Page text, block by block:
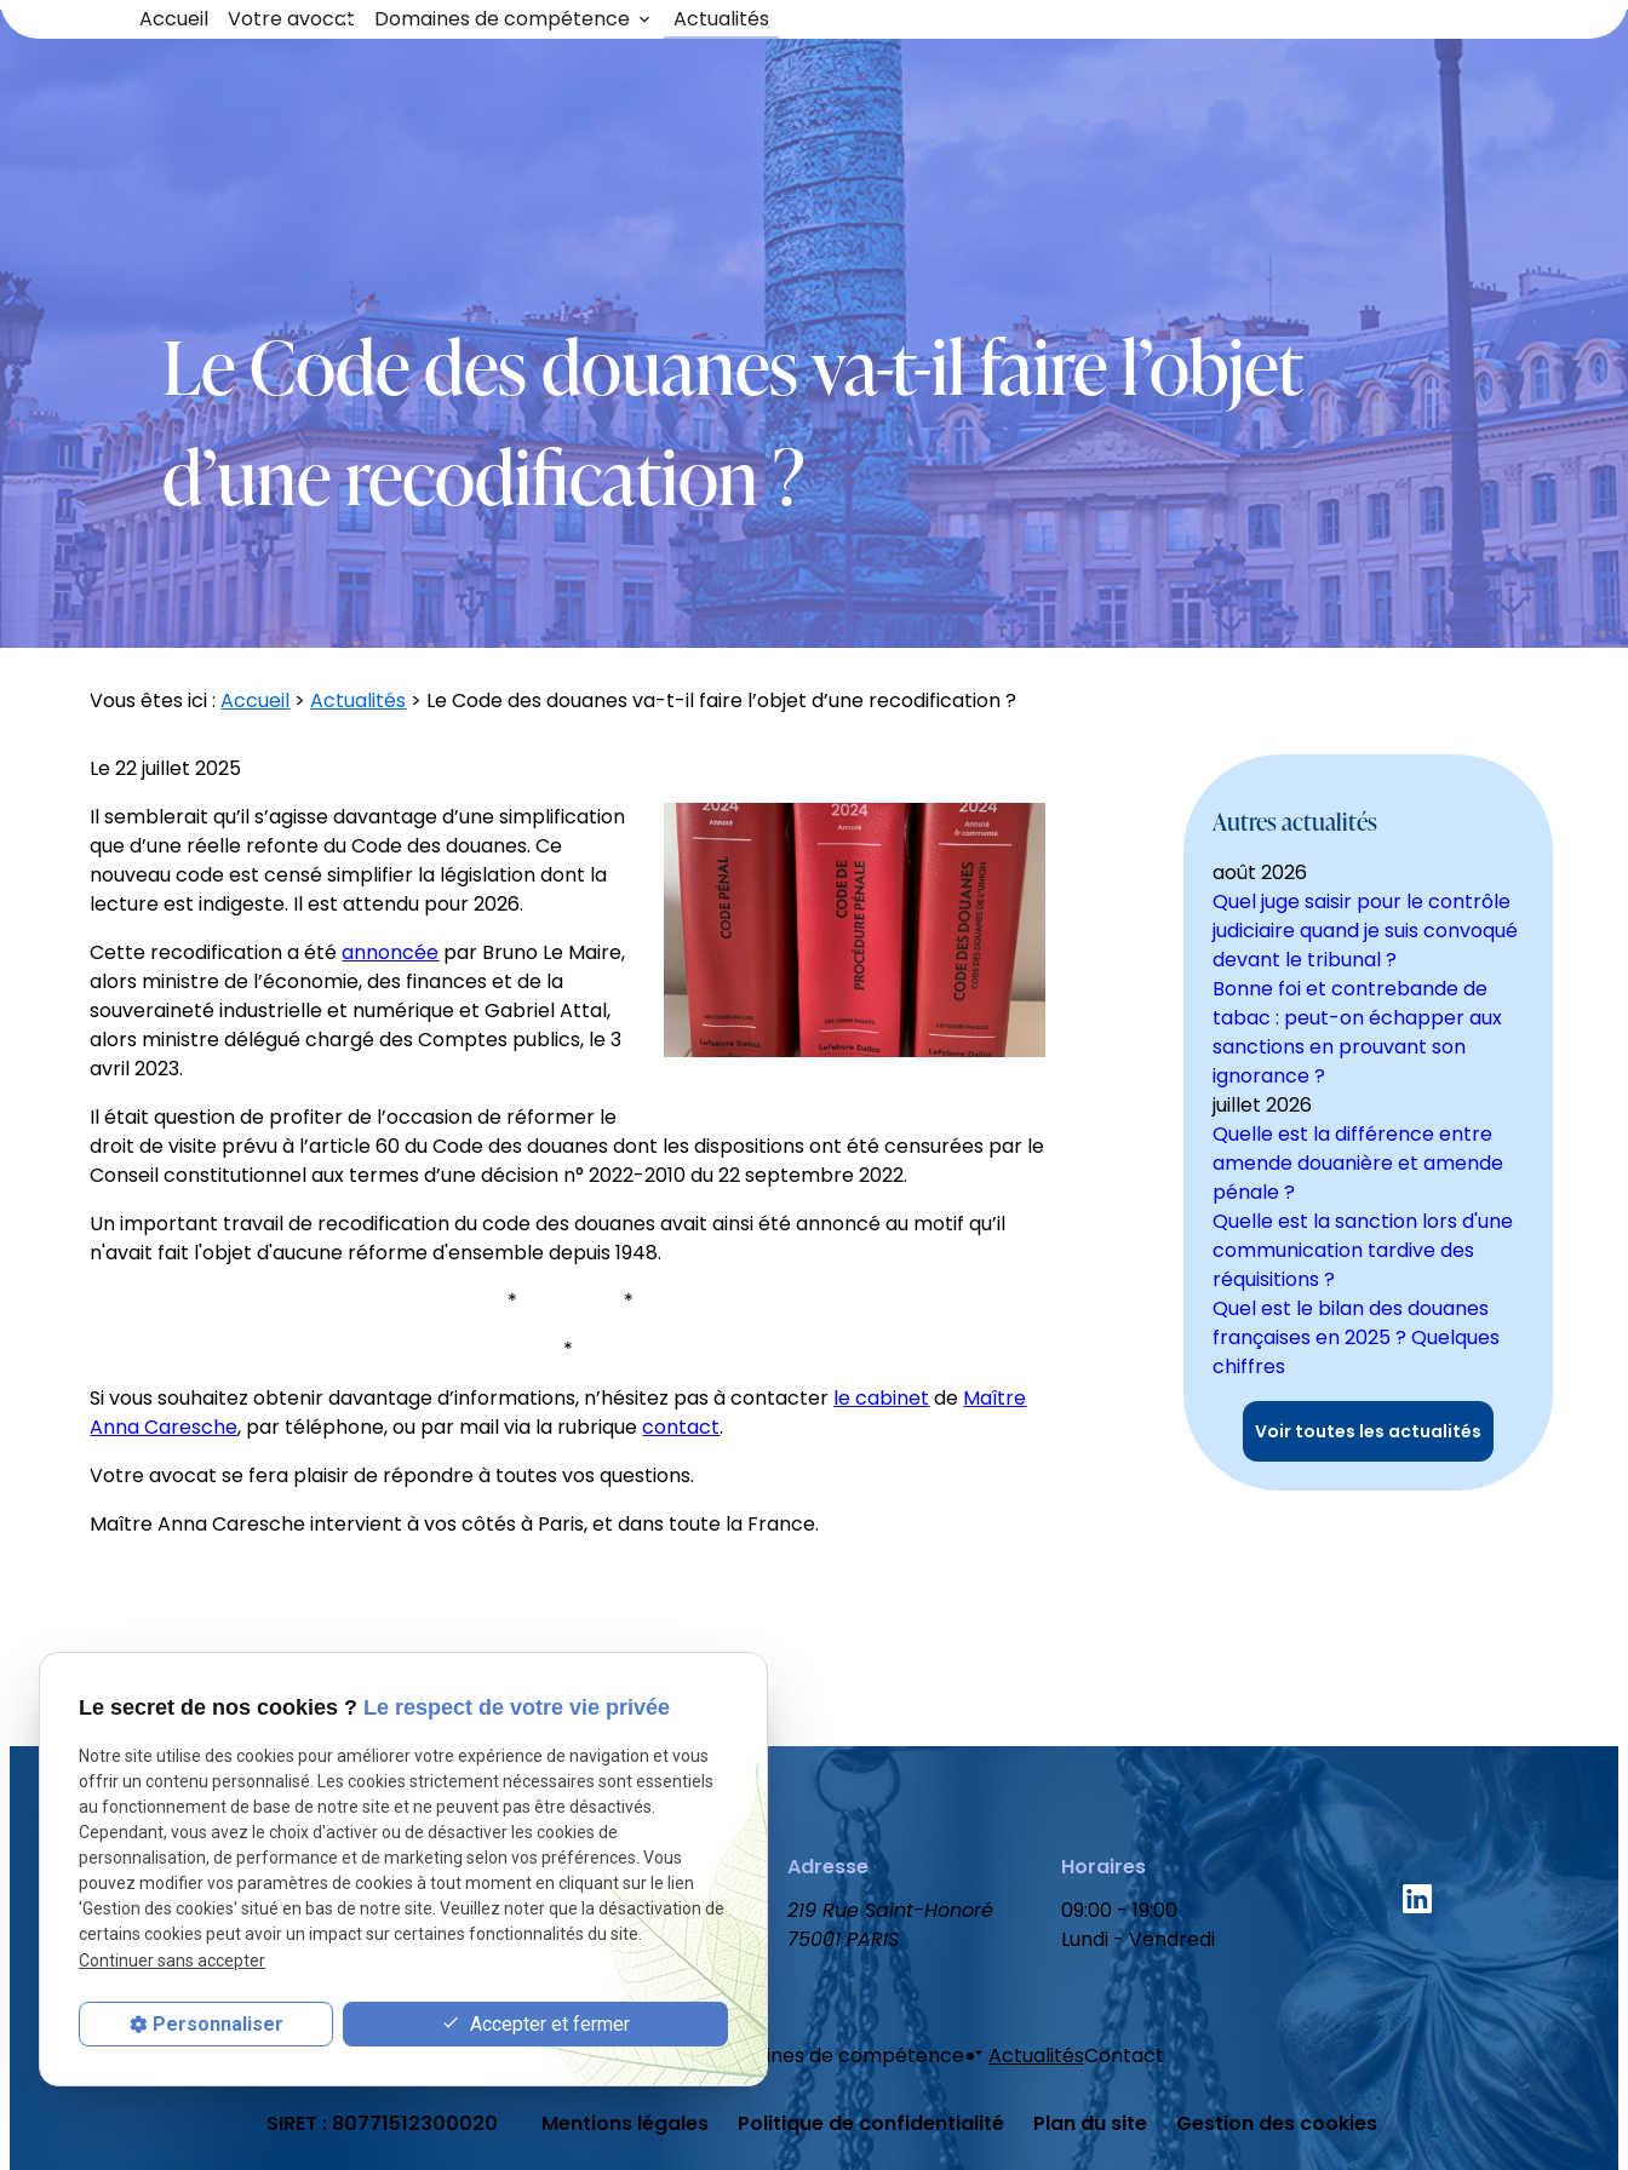
Accueil Votre avocat Domaines de compétence Actualités
Le Code des douanes va-t-il faire l’objet
d’une recodification ?
Vous êtes ici : Accueil >Actualités > Le Code des douanes va-t-il faire l’objet d’une recodification ?
Le22 juillet 2025
Il semblerait qu’il s’agisse davantage d’une simplification
que d’une réelle refonte du Code des douanes. Ce
nouveau code est censé simplifier la législation dont la
lecture est indigeste. Il est attendu pour 2026.
Cette recodification a étéannoncée par Bruno Le Maire,
alors ministre de l’économie, des finances et de la
souveraineté industrielle et numérique et Gabriel Attal,
alors ministre délégué chargé des Comptes publics, le 3
avril 2023.
Il était question de profiter de l’occasion de réformer le
droit de visite prévu à l’article 60 du Code des douanes dont les dispositions ont été censurées par le
Conseil constitutionnel aux termes d’une décision n° 2022-2010 du 22 septembre 2022.
Un important travail de recodification du code des douanes avait ainsi été annoncé au motif qu’il
n'avait fait l'objet d'aucune réforme d'ensemble depuis 1948.
* *
*
Si vous souhaitez obtenir davantage d’informations, n’hésitez pas à contacter le cabinet de Maître
Anna Caresche, par téléphone, ou par mail via la rubriquecontact.
Votre avocat se fera plaisir de répondre à toutes vos questions.
Maître Anna Caresche intervient à vos côtés à Paris, et dans toute la France.
Autres actualités
août 2026
Quel juge saisir pour le contrôle
judiciaire quand je suis convoqué
devant le tribunal ?
Bonne foi et contrebande de
tabac : peut-on échapper aux
sanctions en prouvant son
ignorance ?
juillet 2026
Quelle est la différence entre
amende douanière et amende
pénale ?
Quelle est la sanction lors d'une
communication tardive des
réquisitions ?
Quel est le bilan des douanes
françaises en 2025 ? Quelques
chiffres
Voir toutes les actualités
Défense stratégique et conseils sur
mesure : Maître CARESCHE protège
vos droits en droit pénal à Paris.
Téléphone
01 86 65 78 47
Adresse
219 Rue Saint-Honoré
75001 PARIS
Horaires
09:00 - 19:00
Lundi - Vendredi
AccueilVotre avocatDomaines de compétence ActualitésContact
SIRET :80771512300020 Mentions légales Politique de confidentialité Plan du site Gestion des cookies
Panneau de gestion des cookies
Le secret de nos cookies ? Le respect de votre vie privée
Notre site utilise des cookies pour améliorer votre expérience de navigation et vous
offrir un contenu personnalisé. Les cookies strictement nécessaires sont essentiels
au fonctionnement de base de notre site et ne peuvent pas être désactivés.
Cependant, vous avez le choix d'activer ou de désactiver les cookies de
personnalisation, de performance et de marketing selon vos préférences. Vous
pouvez modifier vos paramètres de cookies à tout moment en cliquant sur le lien
'Gestion des cookies' situé en bas de notre site. Veuillez noter que la désactivation de
certains cookies peut avoir un impact sur certaines fonctionnalités du site.
Continuer sans accepter
Personnaliser Accepter et fermer